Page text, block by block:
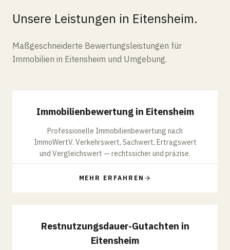
Unsere Leistungen in Eitensheim.
Maßgeschneiderte Bewertungsleistungen für
Immobilien in Eitensheim und Umgebung.
BEWERTUNG
Immobilienbewertung in Eitensheim
Professionelle Immobilienbewertung nach
ImmoWertV. Verkehrswert, Sachwert, Ertragswert
und Vergleichswert — rechtssicher und präzise.
MEHR ERFAHREN
RESTNUTZUNGSDAUER
Restnutzungsdauer-Gutachten in
Eitensheim